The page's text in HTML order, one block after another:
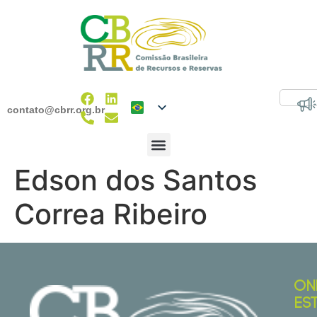
contato@cbrr.org.br
Edson dos Santos
Correa Ribeiro